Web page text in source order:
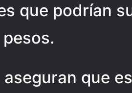
que podrían
aseguran que